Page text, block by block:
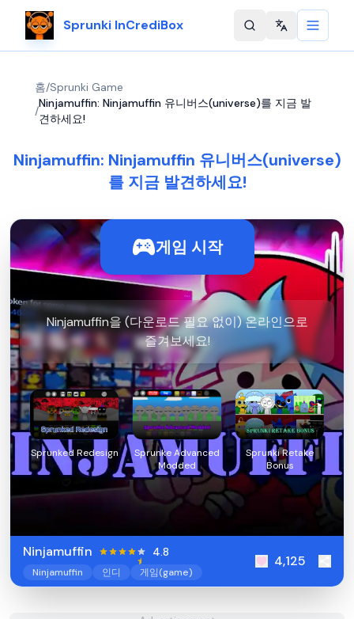
Sprunki InCrediBox Change
홈/Sprunki Game
/
Ninjamuffin: Ninjamuffin 유니버스(universe)를 지금 발
견하세요!
Ninjamuffin: Ninjamuffin 유니버스(universe)
를 지금 발견하세요!
게임 시작
Ninjamuffin을 (다운로드 필요 없이) 온라인으로
즐겨보세요!
Sprunked Redesign
Sprunke Advanced
Modded
Sprunki Retake
Bonus
Ninjamuffin 4.8
Ninjamuffin 인디 게임(game)
4,125